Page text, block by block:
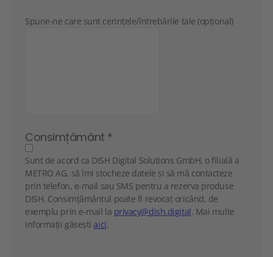
Spune-ne care sunt cerințele/întrebările tale (opțional)
Consimțământ *
Sunt de acord ca DISH Digital Solutions GmbH, o filială a
METRO AG, să îmi stocheze datele și să mă contacteze
prin telefon, e-mail sau SMS pentru a rezerva produse
DISH. Consimțământul poate fi revocat oricând, de
exemplu prin e-mail la privacy@dish.digital. Mai multe
informații găsești aici.